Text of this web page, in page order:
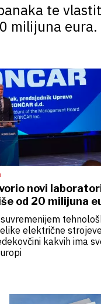
te
milijuna eura.
novi
od 20 milijuna
električne
kakvih ima